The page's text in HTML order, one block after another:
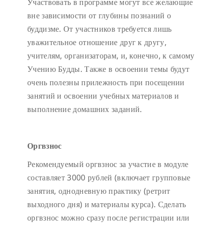
вне зависимости от глубины познаний о
буддизме. От участников требуется лишь
уважительное отношение друг к другу,
учителям, организаторам, и, конечно, к самому
Учению Будды. Также в освоении темы будут
очень полезны прилежность при посещении
занятий и освоении учебных материалов и
выполнение домашних заданий.
Оргвзнос
Рекомендуемый оргвзнос за участие в модуле
составляет 3000 рублей (включает групповые
занятия, однодневную практику (ретрит
выходного дня) и материалы курса). Сделать
оргвзнос можно сразу после регистрации или